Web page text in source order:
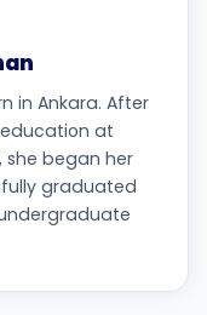
in Ankara. After
at
she began her
graduated